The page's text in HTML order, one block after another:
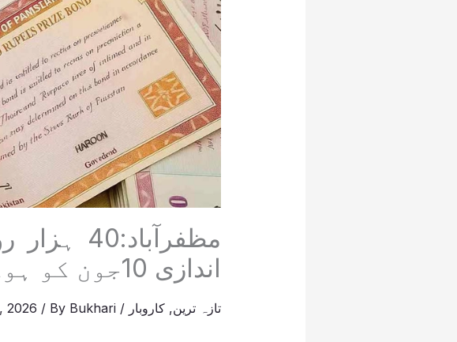
اندازی 10جون کو ہوگی
تازہ ترین, کاروبار /
2026 / By Bukhari